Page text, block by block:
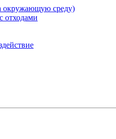
окружающую среду)
отходами